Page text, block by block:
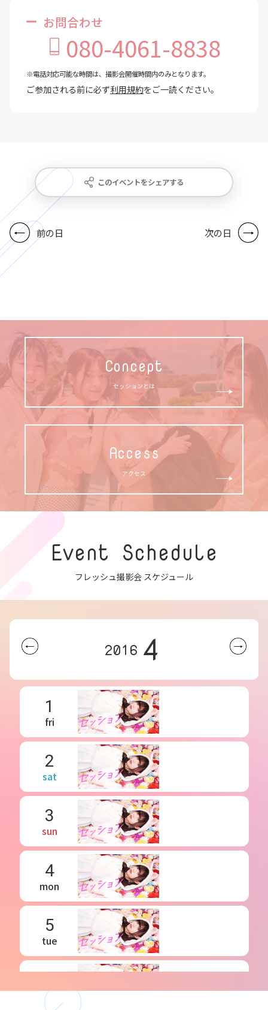
お問合わせ
080-4061-8838
※電話対応可能な時間は、撮影会開催時間内のみとなります。
ご参加される前に必ず利用規約をご一読ください。
このイベントをシェアする
前の日 次の日
Concept
セッションとは
Access
アクセス
Event Schedule
フレッシュ撮影会 スケジュール
2016 4
1
fri
2
sat
3
sun
4
mon
5
tue
wed